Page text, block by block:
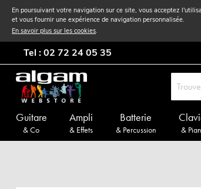
En poursuivant votre navigation sur ce site, vous acceptez
et vous fournir une expérience de navigation personnalisée.
En savoir plus sur les cookies.
Tel : 02 72 24 05 35
Guitare
& Co
Ampli
& Effets
Batterie
& Percussion &